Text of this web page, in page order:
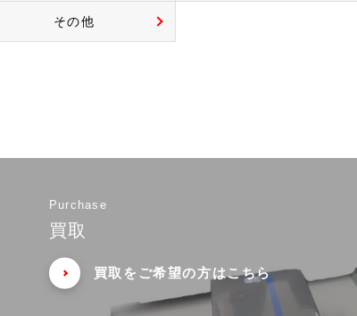
その他
Purchase
買取
買取をご希望の方はこちら